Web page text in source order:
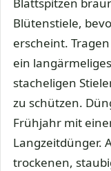
Blütenstiele,
erscheint.
ein
stacheligen
zu schützen.
Frühjahr mit
Langzeitdünger.
trockenen,